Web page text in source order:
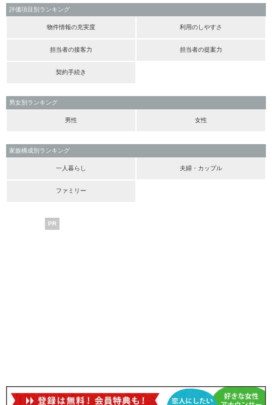
評価項目別ランキング
物件情報の充実度 利用のしやすさ
担当者の接客力 担当者の提案力
契約手続き
男女別ランキング
男性 女性
家族構成別ランキング
一人暮らし 夫婦・カップル
ファミリー
PR